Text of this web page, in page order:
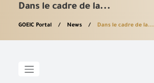
Dans le cadre de la...
GOEIC Portal News Dans le cadre de la...